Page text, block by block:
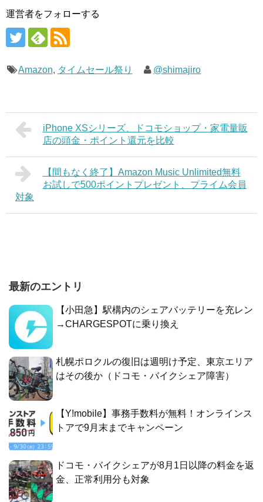
運営者をフォローする
Amazon, タイムセール祭り @shimajiro
iPhone XSシリーズ、ドコモショップ・家電量販
店の頭金・ポイント還元を比較
【間もなく終了】Amazon Music Unlimited無料
お試しで500ポイントプレゼント、プライム会員
対象
最新のエントリ
【小田急】駅構内のシェアバッテリーを充レン
→CHARGESPOTに乗り換え
札幌ポロクルの復旧は週明け予定、東京エリア
はその後か（ドコモ・バイクシェア障害）
【Y!mobile】事務手数料が無料！オンラインス
トアで9月末までキャンペーン
ドコモ・バイクシェアが8月1日以降の料金を返
金、正常利用分も対象